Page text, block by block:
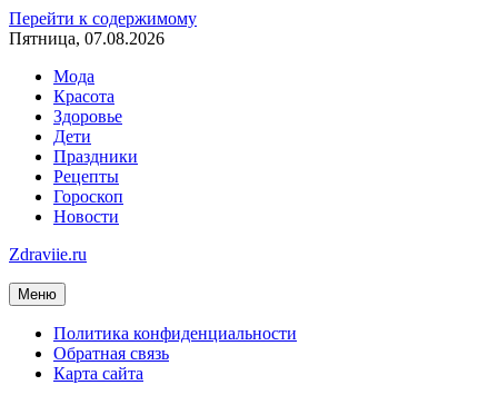
Перейти к содержимому
Пятница, 07.08.2026
Мода
Красота
Здоровье
Дети
Праздники
Рецепты
Гороскоп
Новости
Zdraviie.ru
Меню
Политика конфиденциальности
Обратная связь
Карта сайта